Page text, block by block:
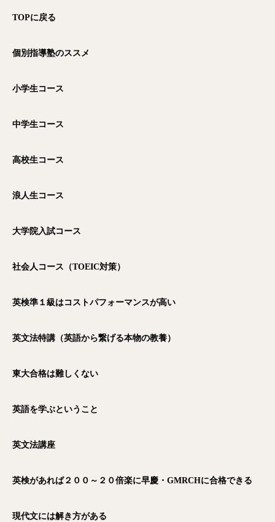
TOPに戻る
個別指導塾のススメ
小学生コース
中学生コース
高校生コース
浪人生コース
大学院入試コース
社会人コース（TOEIC対策）
英検準１級はコストパフォーマンスが高い
英文法特講（英語から繋げる本物の教養）
東大合格は難しくない
英語を学ぶということ
英文法講座
英検があれば２００～２０倍楽に早慶・GMRCHに合格できる
現代文には解き方がある